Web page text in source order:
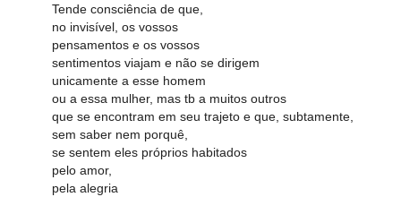
Tende consciência de que,
no invisível, os vossos
pensamentos e os vossos
sentimentos viajam e não se dirigem
unicamente a esse homem
ou a essa mulher, mas tb a muitos outros
que se encontram em seu trajeto e que, subtamente,
sem saber nem porquê,
se sentem eles próprios habitados
pelo amor,
pela alegria